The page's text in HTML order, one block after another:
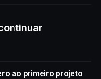
ao primeiro projeto